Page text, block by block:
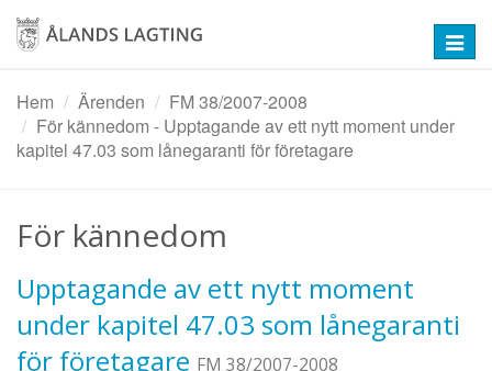
Hoppa
huvudinnehåll
Hem
Ärenden
FM 38/2007-2008
För kännedom - Upptagande av ett nytt moment under
kapitel 47.03 som lånegaranti för företagare
För kännedom
Upptagande av ett nytt moment
under kapitel 47.03 som lånegaranti
för företagare FM 38/2007-2008